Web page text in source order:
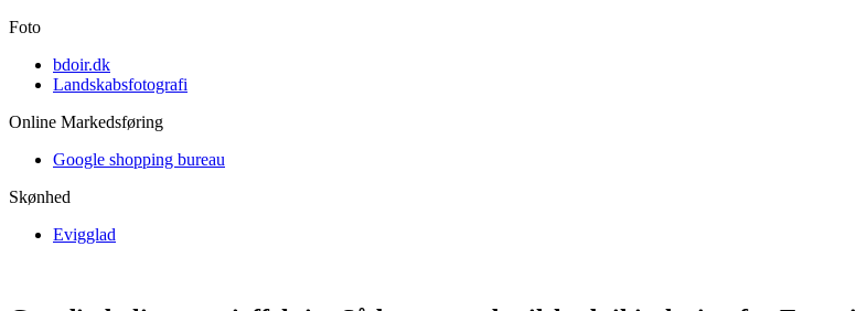
Foto
bdoir.dk
Landskabsfotografi
Online Markedsføring
Google shopping bureau
Skønhed
Evigglad